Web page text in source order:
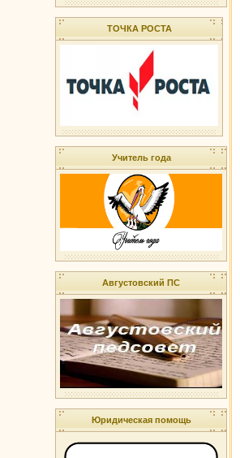
ТОЧКА РОСТА
Учитель года
Августовский ПС
Юридическая помощь